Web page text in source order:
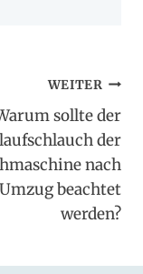
WEITER
sollte der
der
nach
beachtet
werden?